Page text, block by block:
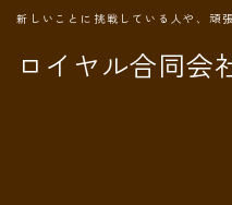
ロイヤル合同会
新しいことに挑戦している人や、頑
MENU